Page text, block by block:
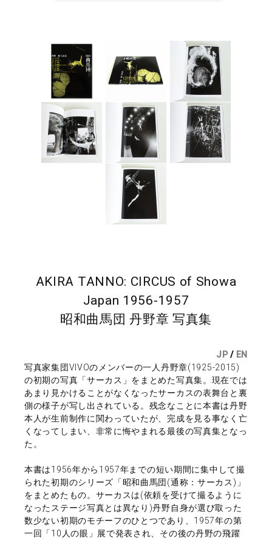
AKIRA TANNO: CIRCUS of Showa
Japan 1956-1957
昭和曲馬団 丹野章 写真集
JP / EN
写真家集団VIVOのメンバーの一人丹野章(1925-2015)
の初期の写真「サーカス」をまとめた写真集。現在では
あまり見かけることがなくなったサーカスの表舞台と裏
側の様子が写し出されている。残念なことに本書は丹野
本人が生前制作に関わっていたが、完成を見る事なく亡
くなってしまい、非常に悔やまれる最後の写真集となっ
た。
本書は1956年から1957年までの短い期間に集中して撮
られた初期のシリーズ「昭和曲馬団(通称：サーカス)」
をまとめたもの。サーカスは(依頼を受けて撮るように
なったステージ写真とは異なり)丹野自身が選び取った
数少ない初期のモチーフのひとつであり、1957年の第
一回「10人の眼」展で発表され、その後の丹野の飛躍